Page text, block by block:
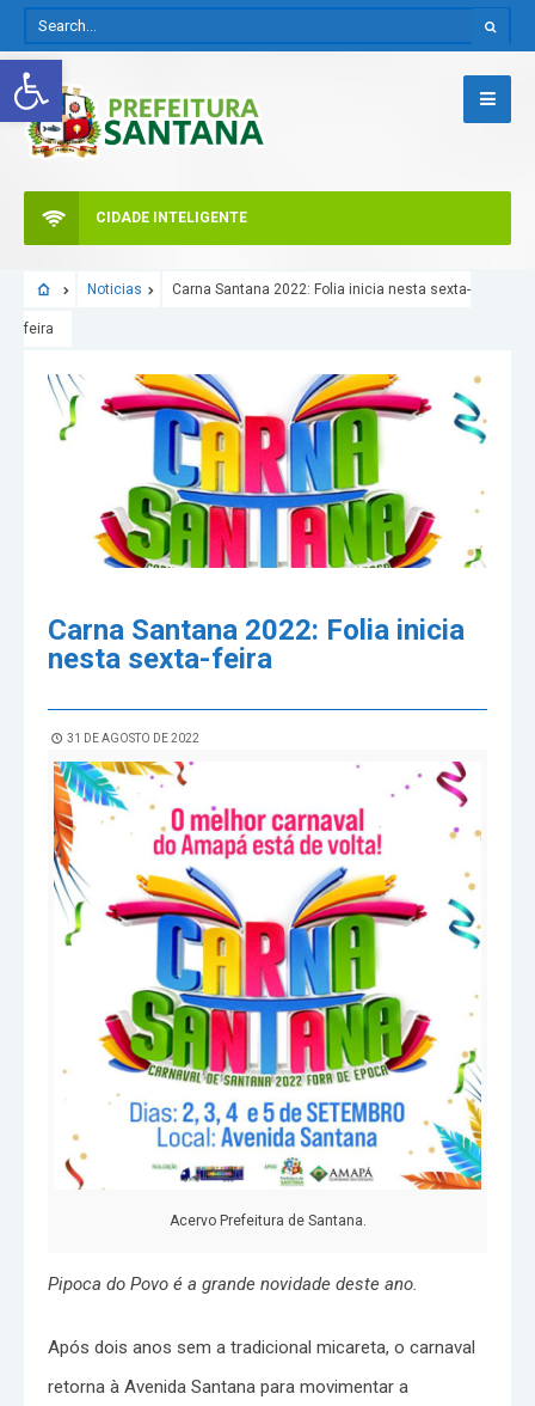
Abrir a barra de ferramentas
CIDADE INTELIGENTE
Noticias Carna Santana 2022: Folia inicia nesta sexta-
feira
Carna Santana 2022: Folia inicia
nesta sexta-feira
31 DE AGOSTO DE 2022
Acervo Prefeitura de Santana.
Pipoca do Povo é a grande novidade deste ano.
Após dois anos sem a tradicional micareta, o carnaval
retorna à Avenida Santana para movimentar a